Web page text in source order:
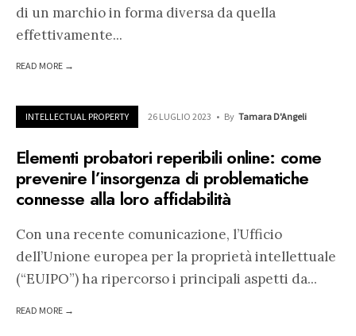
di un marchio in forma diversa da quella
effettivamente...
READ MORE →
INTELLECTUAL PROPERTY 26 LUGLIO 2023 • By Tamara D'Angeli
Elementi probatori reperibili online: come
prevenire l’insorgenza di problematiche
connesse alla loro affidabilità
Con una recente comunicazione, l’Ufficio
dell’Unione europea per la proprietà intellettuale
(“EUIPO”) ha ripercorso i principali aspetti da...
READ MORE →